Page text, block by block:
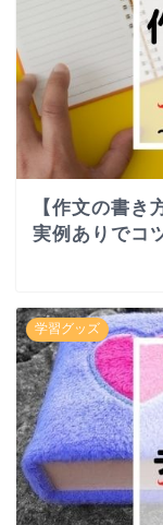
【作文の書き
実例ありでコ
学習グッズ